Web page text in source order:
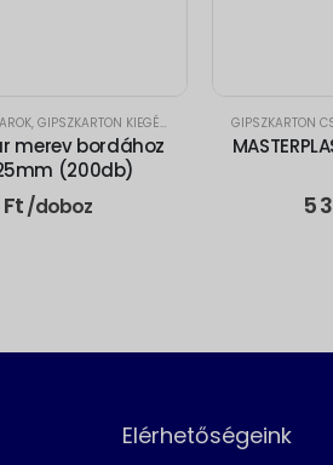
, GIPSZKARTON KIEGÉSZÍTŐK
merev bordához
(200db)
Ft/doboz
GIPSZKARTON
5
Elérhetőségeink